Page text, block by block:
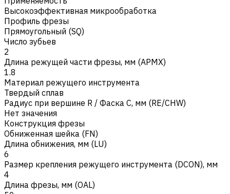
Высокоэффективная микрообработка
Профиль фрезы
Прямоугольный (SQ)
Число зубьев
2
Длина режущей части фрезы, мм (APMX)
1.8
Материал режущего инструмента
Твердый сплав
Радиус при вершине R / Фаска C, мм (RE/CHW)
Нет значения
Конструкция фрезы
Обниженная шейка (FN)
Длина обнижения, мм (LU)
6
Размер крепления режущего инструмента (DCON), мм
4
Длина фрезы, мм (OAL)